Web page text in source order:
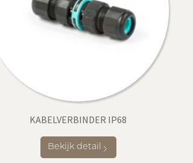
KABELVERBINDER IP68
Bekijk detail